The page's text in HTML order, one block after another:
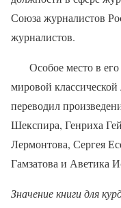
Союза журналистов
журналистов.
Особое место в его
мировой
переводил
Шекспира, Генриха
Лермонтова, Сергея
Гамзатова и Аветика
Значение книги для